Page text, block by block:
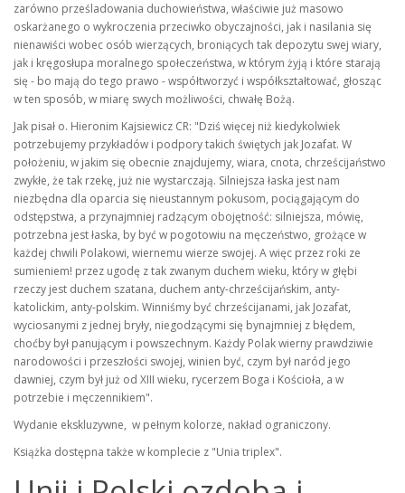
zarówno prześladowania duchowieństwa, właściwie już masowo
oskarżanego o wykroczenia przeciwko obyczajności, jak i nasilania się
nienawiści wobec osób wierzących, broniących tak depozytu swej wiary,
jak i kręgosłupa moralnego społeczeństwa, w którym żyją i które starają
się - bo mają do tego prawo - współtworzyć i współkształtować, głosząc
w ten sposób, w miarę swych możliwości, chwałę Bożą.
Jak pisał o. Hieronim Kajsiewicz CR: "Dziś więcej niż kiedykolwiek
potrzebujemy przykładów i podpory takich świętych jak Jozafat. W
położeniu, w jakim się obecnie znajdujemy, wiara, cnota, chrześcijaństwo
zwykłe, że tak rzekę, już nie wystarczają. Silniejsza łaska jest nam
niezbędna dla oparcia się nieustannym pokusom, pociągającym do
odstępstwa, a przynajmniej radzącym obojętność: silniejsza, mówię,
potrzebna jest łaska, by być w pogotowiu na męczeństwo, grożące w
każdej chwili Polakowi, wiernemu wierze swojej. A więc przez roki ze
sumieniem! przez ugodę z tak zwanym duchem wieku, który w głębi
rzeczy jest duchem szatana, duchem anty-chrześcijańskim, anty-
katolickim, anty-polskim. Winniśmy być chrześcijanami, jak Jozafat,
wyciosanymi z jednej bryły, niegodzącymi się bynajmniej z błędem,
choćby był panującym i powszechnym. Każdy Polak wierny prawdziwie
narodowości i przeszłości swojej, winien być, czym był naród jego
dawniej, czym był już od XIII wieku, rycerzem Boga i Kościoła, a w
potrzebie i męczennikiem".
Wydanie ekskluzywne, w pełnym kolorze, nakład ograniczony.
Książka dostępna także w komplecie z "Unia triplex".